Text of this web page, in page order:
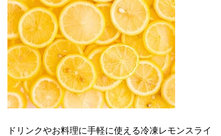
ドリンクやお料理に手軽に使える冷凍レモンスライ